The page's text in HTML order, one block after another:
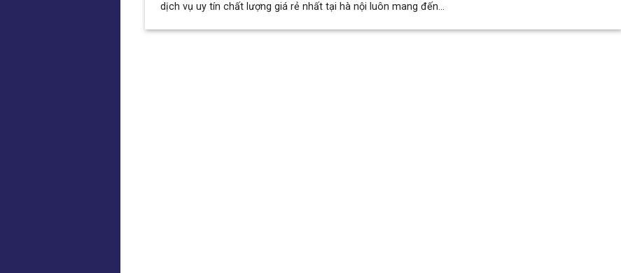
dịch vụ uy tín chất lượng giá rẻ nhất tại hà nội luôn mang đến...